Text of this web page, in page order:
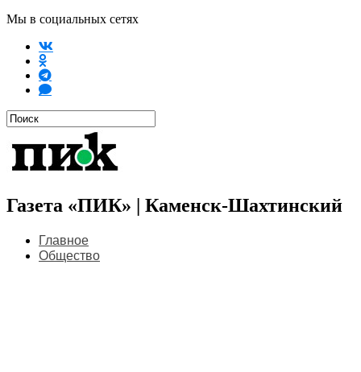
Мы в социальных сетях
Газета «ПИК» | Каменск-Шахтинский
Главное
Общество